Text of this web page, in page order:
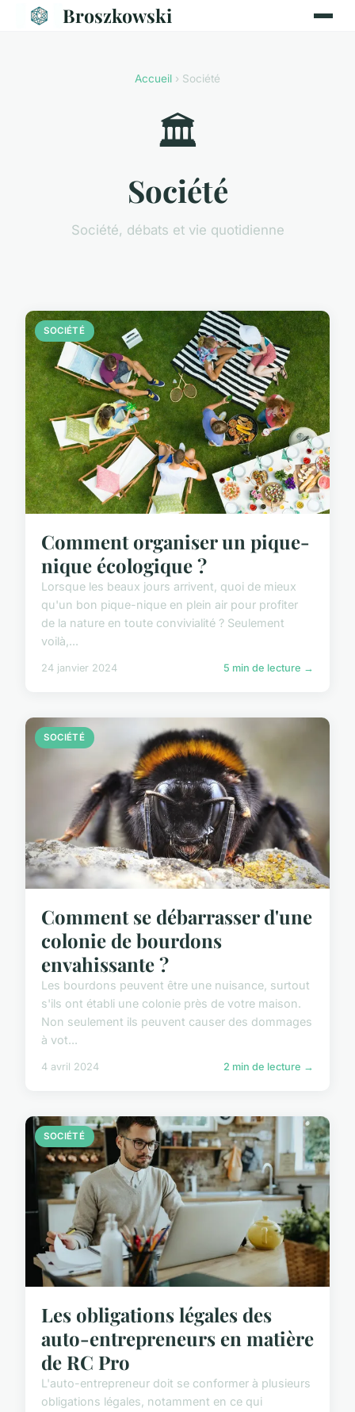
Broszkowski
Accueil › Société
🏛️
Société
Société, débats et vie quotidienne
SOCIÉTÉ
Comment organiser un pique-
nique écologique ?
Lorsque les beaux jours arrivent, quoi de mieux
qu'un bon pique-nique en plein air pour profiter
de la nature en toute convivialité ? Seulement
voilà,...
24 janvier 2024 5 min de lecture →
SOCIÉTÉ
Comment se débarrasser d'une
colonie de bourdons
envahissante ?
Les bourdons peuvent être une nuisance, surtout
s'ils ont établi une colonie près de votre maison.
Non seulement ils peuvent causer des dommages
à vot...
4 avril 2024 2 min de lecture →
SOCIÉTÉ
Les obligations légales des
auto-entrepreneurs en matière
de RC Pro
L'auto-entrepreneur doit se conformer à plusieurs
obligations légales, notamment en ce qui